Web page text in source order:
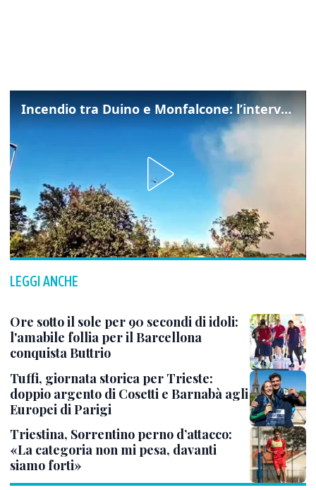
Incendio tra Duino e Monfalcone: l’intervento dei vigili del fuoco
LEGGI ANCHE
Ore sotto il sole per 90 secondi di idoli:
l'amabile follia per il Barcellona
conquista Buttrio
Tuffi, giornata storica per Trieste:
doppio argento di Cosetti e Barnabà agli
Europei di Parigi
Triestina, Sorrentino perno d’attacco:
«La categoria non mi pesa, davanti
siamo forti»